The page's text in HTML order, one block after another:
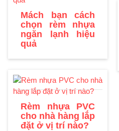
Mách bạn cách
chọn rèm nhựa
ngăn lạnh hiệu
quả
Rèm nhựa PVC
cho nhà hàng lắp
đặt ở vị trí nào?